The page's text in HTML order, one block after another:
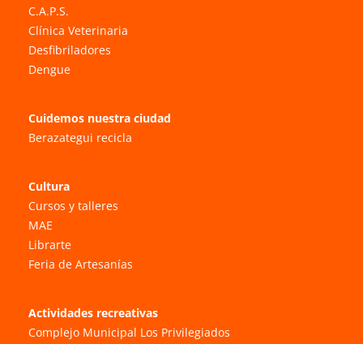
C.A.P.S.
Clínica Veterinaria
Desfibriladores
Dengue
Cuidemos nuestra ciudad
Berazategui recicla
Cultura
Cursos y talleres
MAE
Librarte
Feria de Artesanías
Actividades recreativas
Complejo Municipal Los Privilegiados